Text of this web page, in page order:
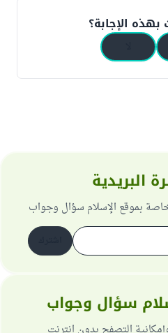
الإجابة؟
البريدية
بموقع الإسلام سؤال وجواب
سؤال وجواب